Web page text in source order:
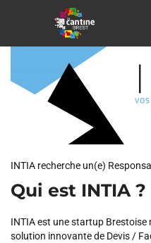
INTIA recherche un(e)
Qui est INTIA ?
INTIA est une startup Brestoise
solution innovante de Devis /